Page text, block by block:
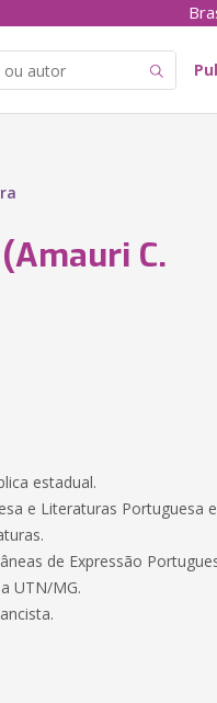
C.
estadual.
e Literaturas Portuguesa
de Expressão
UTN/MG.